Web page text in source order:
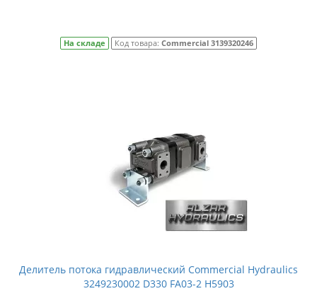
На складе Код товара: Commercial 3139320246
Делитель потока гидравлический Commercial Hydraulics
3249230002 D330 FA03-2 H5903